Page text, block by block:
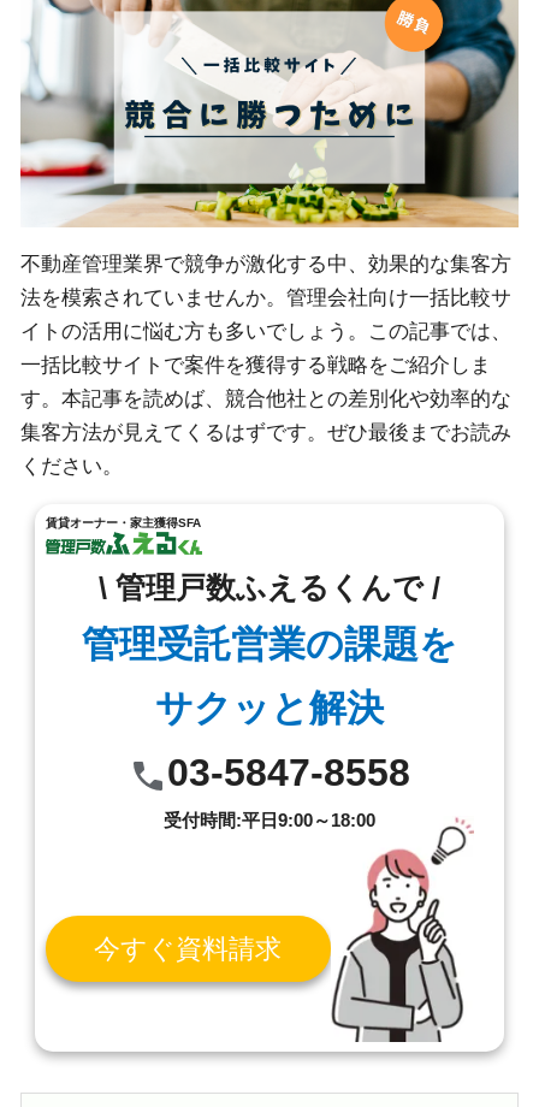
不動産管理業界で競争が激化する中、効果的な集客方
法を模索されていませんか。管理会社向け一括比較サ
イトの活用に悩む方も多いでしょう。この記事では、
一括比較サイトで案件を獲得する戦略をご紹介しま
す。本記事を読めば、競合他社との差別化や効率的な
集客方法が見えてくるはずです。ぜひ最後までお読み
ください。
賃貸オーナー・家主獲得SFA
\ 管理戸数ふえるくんで /
管理受託営業の課題を
サクッと解決
03-5847-8558
受付時間:平日9:00～18:00
今すぐ資料請求